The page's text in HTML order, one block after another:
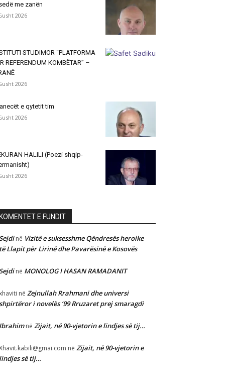
me zanën
2026
STUDIMOR “PLATFORMA
REFERENDUM KOMBËTAR” –
2026
e qytetit tim
2026
HALILI (Poezi shqip-
2026
E FUNDIT
në Vizitë e suksesshme Qëndresës heroike
Llapit për Lirinë dhe Pavarësinë e Kosovës
në MONOLOG I HASAN RAMADANIT
në Zejnullah Rrahmani dhe universi
i novelës ‘99 Rruzaret prej smaragdi
në Zijait, në 90-vjetorin e lindjes së tij…
në Zijait, në 90-vjetorin e
së tij…